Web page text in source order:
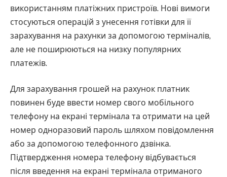
використанням платіжних пристроїв. Нові вимоги
стосуються операцій з унесення готівки для її
зарахування на рахунки за допомогою терміналів,
але не поширюються на низку популярних
платежів.
Для зарахування грошей на рахунок платник
повинен буде ввести номер свого мобільного
телефону на екрані термінала та отримати на цей
номер одноразовий пароль шляхом повідомлення
або за допомогою телефонного дзвінка.
Підтвердження номера телефону відбувається
після введення на екрані термінала отриманого